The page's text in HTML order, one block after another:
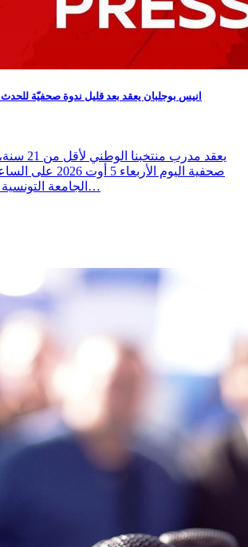
انيس بوجلبان يعقد بعد قليل ندوة صحفيّة
يعقد مدرب
الجامعة التونسية لكرة القدم، للحديث…